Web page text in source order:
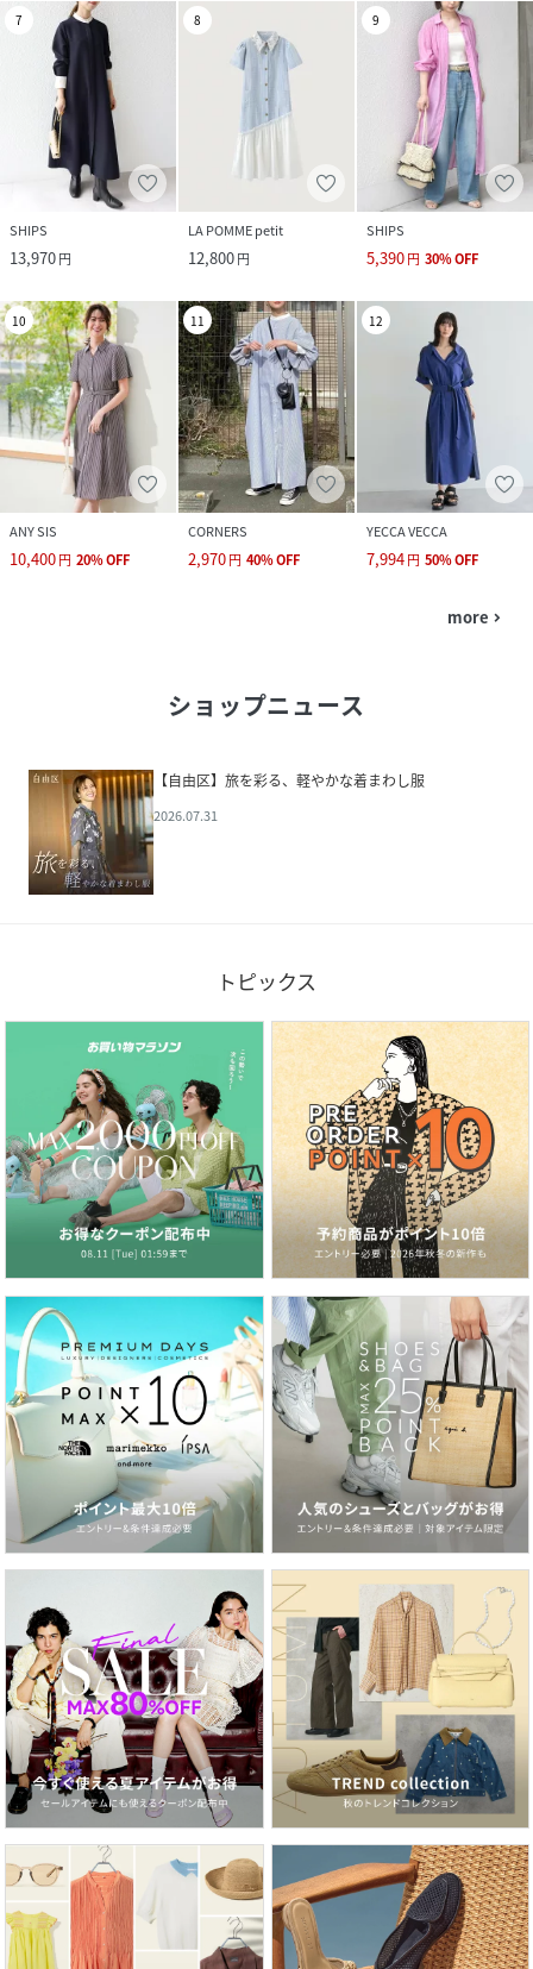
7
SHIPS
13,970円
8
LA POMME petit
12,800円
9
SHIPS
5,390円 30%OFF
10
ANY SIS
10,400円 20%OFF
11
CORNERS
2,970円 40%OFF
12
YECCA VECCA
7,994円 50%OFF
more navigate_next
ショップニュース
【自由区】旅を彩る、軽やかな着まわし服
2026.07.31
トピックス